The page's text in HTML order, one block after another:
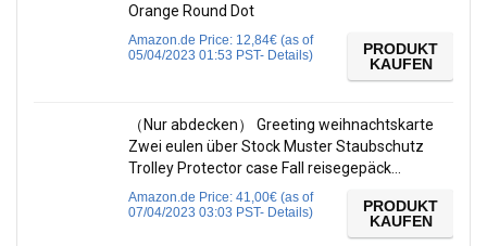
Orange Round Dot
Amazon.de Price: 12,84€ (as of
05/04/2023 01:53 PST- Details)
PRODUKT
KAUFEN
（Nur abdecken） Greeting weihnachtskarte
Zwei eulen über Stock Muster Staubschutz
Trolley Protector case Fall reisegepäck…
Amazon.de Price: 41,00€ (as of
07/04/2023 03:03 PST- Details)
PRODUKT
KAUFEN